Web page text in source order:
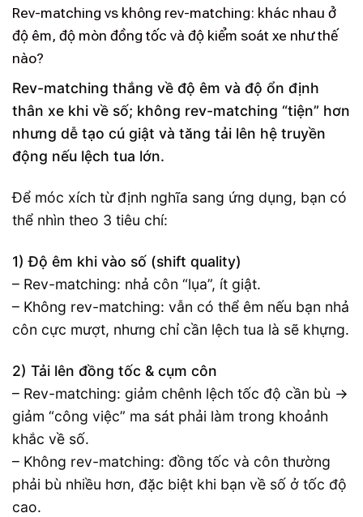
Rev-matching vs không rev-matching: khác nhau ở
độ êm, độ mòn đồng tốc và độ kiểm soát xe như thế
nào?
Rev-matching thắng về độ êm và độ ổn định
thân xe khi về số; không rev-matching “tiện” hơn
nhưng dễ tạo cú giật và tăng tải lên hệ truyền
động nếu lệch tua lớn.
Để móc xích từ định nghĩa sang ứng dụng, bạn có
thể nhìn theo 3 tiêu chí:
1) Độ êm khi vào số (shift quality)
– Rev-matching: nhả côn “lụa”, ít giật.
– Không rev-matching: vẫn có thể êm nếu bạn nhả
côn cực mượt, nhưng chỉ cần lệch tua là sẽ khựng.
2) Tải lên đồng tốc & cụm côn
– Rev-matching: giảm chênh lệch tốc độ cần bù →
giảm “công việc” ma sát phải làm trong khoảnh
khắc về số.
– Không rev-matching: đồng tốc và côn thường
phải bù nhiều hơn, đặc biệt khi bạn về số ở tốc độ
cao.